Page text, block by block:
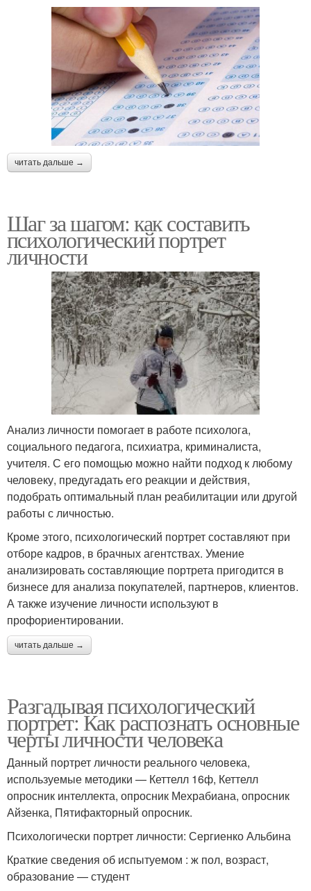
читать дальше →
Шаг за шагом: как составить
психологический портрет
личности
Анализ личности помогает в работе психолога,
социального педагога, психиатра, криминалиста,
учителя. С его помощью можно найти подход к любому
человеку, предугадать его реакции и действия,
подобрать оптимальный план реабилитации или другой
работы с личностью.
Кроме этого, психологический портрет составляют при
отборе кадров, в брачных агентствах. Умение
анализировать составляющие портрета пригодится в
бизнесе для анализа покупателей, партнеров, клиентов.
А также изучение личности используют в
профориентировании.
читать дальше →
Разгадывая психологический
портрет: Как распознать основные
черты личности человека
Данный портрет личности реального человека,
используемые методики — Кеттелл 16ф, Кеттелл
опросник интеллекта, опросник Мехрабиана, опросник
Айзенка, Пятифакторный опросник.
Психологически портрет личности: Сергиенко Альбина
Краткие сведения об испытуемом : ж пол, возраст,
образование — студент